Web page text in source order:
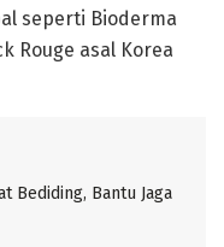
seperti Bioderma
Rouge asal Korea
Bediding, Bantu Jaga